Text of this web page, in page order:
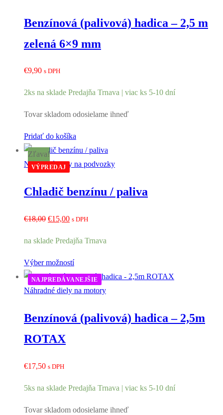
Benzínová (palivová) hadica – 2,5 m
zelená 6×9 mm
€9,90 s DPH
2ks na sklade Predajňa Trnava | viac ks 5-10 dní
Tovar skladom odosielame ihneď
Pridať do košíka
Náhradné diely na podvozky
Zľava!
VÝPREDAJ
Chladič benzínu / paliva
€18,00 Pôvodná
bola:
€18,00.
€15,00Aktuálna
je:
€15,00.
s DPH
na sklade Predajňa Trnava
Výber možností
Náhradné diely na motory
NAJPREDÁVANEJŠIE
Benzínová (palivová) hadica – 2,5m
ROTAX
€17,50 s DPH
5ks na sklade Predajňa Trnava | viac ks 5-10 dní
Tovar skladom odosielame ihneď